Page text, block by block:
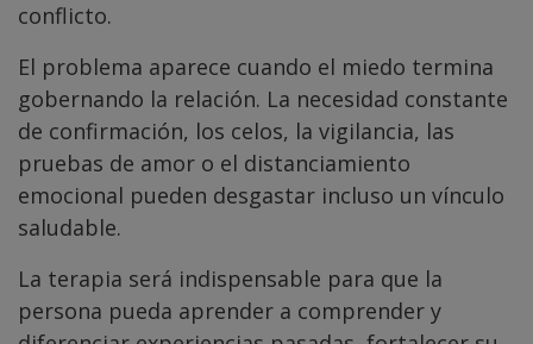
conflicto.
El problema aparece cuando el miedo termina
gobernando la relación. La necesidad constante
de confirmación, los celos, la vigilancia, las
pruebas de amor o el distanciamiento
emocional pueden desgastar incluso un vínculo
saludable.
La terapia será indispensable para que la
persona pueda aprender a comprender y